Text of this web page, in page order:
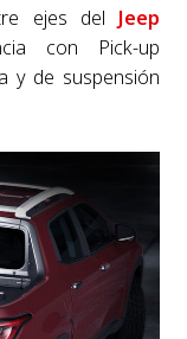
ejes del Jeep
con Pick-up
y de suspensión